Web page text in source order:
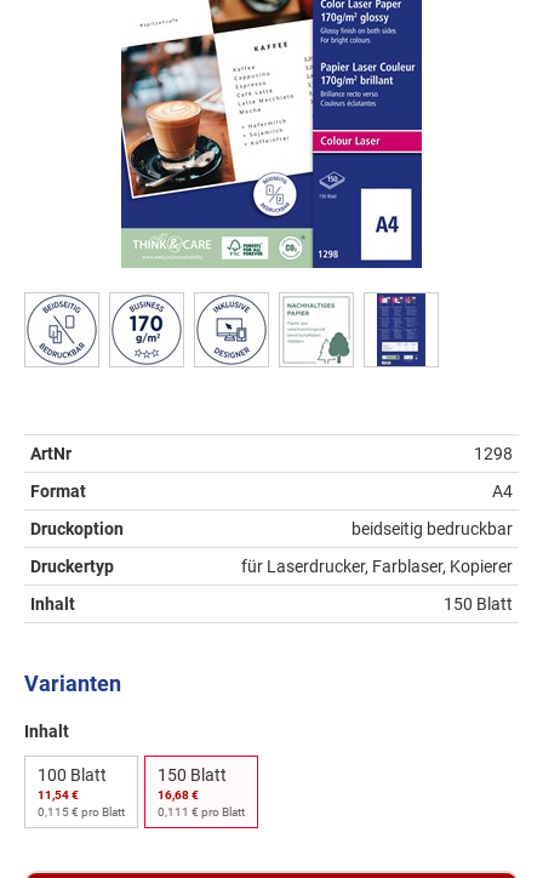
ArtNr
1298
Format
A4
Druckoption
beidseitig bedruckbar
Druckertyp
für Laserdrucker, Farblaser, Kopierer
Inhalt
150 Blatt
Varianten
Inhalt
100 Blatt
11,54 €
0,115 € pro Blatt
150 Blatt
16,68 €
0,111 € pro Blatt